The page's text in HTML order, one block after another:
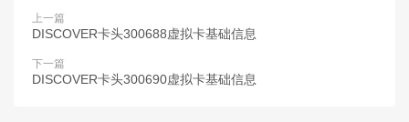
上一篇
DISCOVER卡头300688虚拟卡基础信息
下一篇
DISCOVER卡头300690虚拟卡基础信息